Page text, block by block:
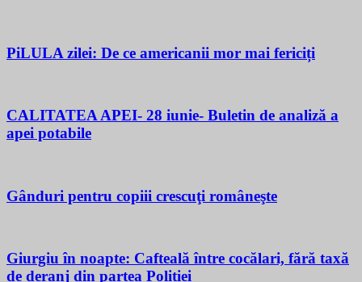
PiLULA zilei: De ce americanii mor mai fericiți
CALITATEA APEI- 28 iunie- Buletin de analiză a
apei potabile
Gânduri pentru copiii crescuţi româneşte
Giurgiu în noapte: Cafteală între cocălari, fără taxă
de deranj din partea Poliției